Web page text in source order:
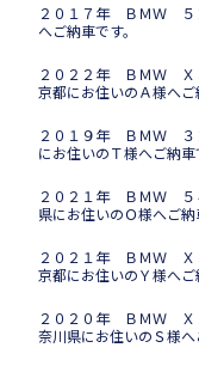
２０１７年 ＢＭＷ ５
へご納車です。
２０２２年 ＢＭＷ
京都にお住いのＡ様へご
２０１９年 ＢＭＷ
にお住いのＴ様へご納車
２０２１年 ＢＭＷ
県にお住いのＯ様へご納
２０２１年 ＢＭＷ
京都にお住いのＹ様へご
２０２０年 ＢＭＷ
奈川県にお住いのＳ様へ